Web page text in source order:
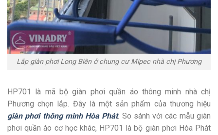
Lắp giàn phơi Long Biên ở chung cư Mipec nhà chị Phương
HP701 là mã bộ giàn phơi quần áo thông minh nhà chị
Phương chọn lắp. Đây là một sản phẩm của thương hiệu
giàn phơi thông minh Hòa Phát. So sánh với các mẫu giàn
phơi quần áo cơ học khác, HP701 là bộ giàn phơi Hòa Phát